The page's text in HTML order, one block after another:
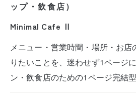
ップ・飲食店）
Minimal Cafe Ⅱ
メニュー・営業時間・場所・お
りたいことを、迷わせず1ページ
ン・飲食店のための1ページ完結